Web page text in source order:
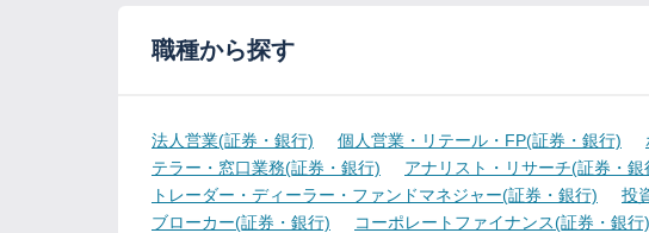
職種から探す
法人営業(証券・銀行) 個人営業・リテール・FP(証券・銀行)
テラー・窓口業務(証券・銀行)
アナリスト・リサーチ(証券・銀
トレーダー・ディーラー・ファンドマネジャー(証券・銀行)
投
ブローカー(証券・銀行)
コーポレートファイナンス(証券・銀行)